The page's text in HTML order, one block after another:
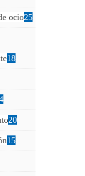
ocio25
18
20
15